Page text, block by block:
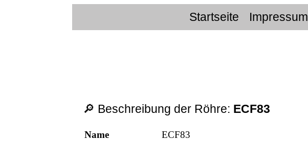
Startseite Impressum
🔎 Beschreibung der Röhre: ECF83
Name
ECF83